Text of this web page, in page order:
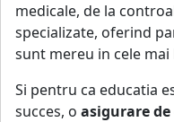
medicale, de la
specializate, oferind
sunt mereu in cele mai
Si pentru ca educatia
succes, o asigurare